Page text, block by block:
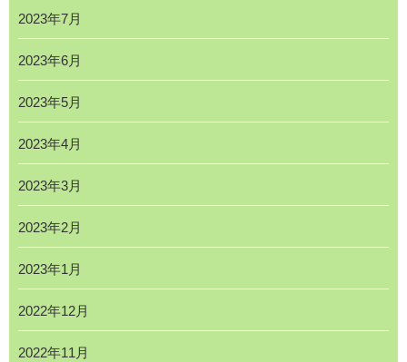
2023年7月
2023年6月
2023年5月
2023年4月
2023年3月
2023年2月
2023年1月
2022年12月
2022年11月